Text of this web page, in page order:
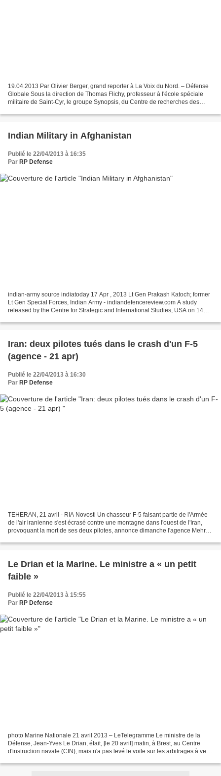
19.04.2013 Par Olivier Berger, grand reporter à La Voix du Nord. – Défense
Globale Sous la direction de Thomas Flichy, professeur à l'école spéciale
militaire de Saint-Cyr, le groupe Synopsis, du Centre de recherches des
Indian Military in Afghanistan
Publié le 22/04/2013 à 16:35
Par RP Defense
indian-army source indiatoday 17 Apr , 2013 Lt Gen Prakash Katoch; former
Lt Gen Special Forces, Indian Army - indiandefencereview.com A study
released by the Centre for Strategic and International Studies, USA on 14
Iran: deux pilotes tués dans le crash d'un F-5
(agence - 21 apr)
Publié le 22/04/2013 à 16:30
Par RP Defense
TEHERAN, 21 avril - RIA Novosti Un chasseur F-5 faisant partie de l'Armée
de l'air iranienne s'est écrasé contre une montagne dans l'ouest de l'Iran,
provoquant la mort de ses deux pilotes, annonce dimanche l'agence Mehr
Le Drian et la Marine. Le ministre a « un petit
faible »
Publié le 22/04/2013 à 15:55
Par RP Defense
photo Marine Nationale 21 avril 2013 – LeTelegramme Le ministre de la
Défense, Jean-Yves Le Drian, était, [le 20 avril] matin, à Brest, au Centre
d'instruction navale (CIN), mais n'a pas levé le voile sur les arbitrages à venir